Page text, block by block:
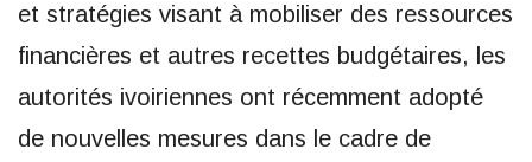
et stratégies visant à mobiliser des ressources
financières et autres recettes budgétaires, les
autorités ivoiriennes ont récemment adopté
de nouvelles mesures dans le cadre de